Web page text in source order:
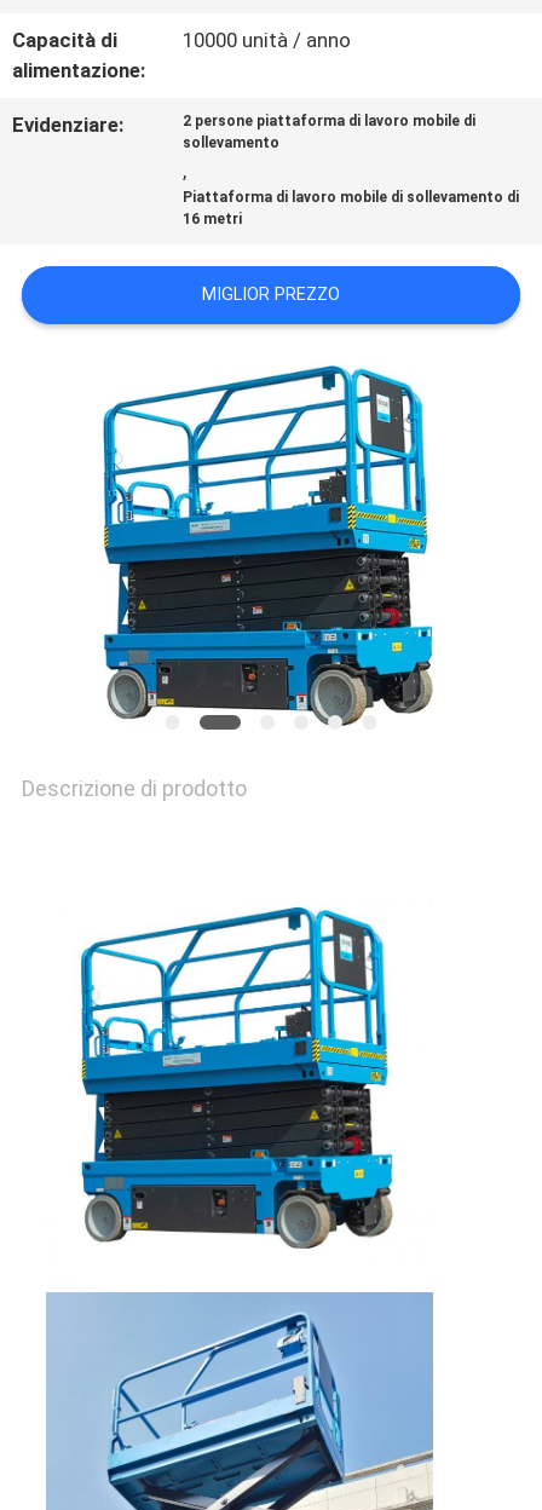
RICHIEDA
UNA
DEL
PRIVACY
POLICY
Capacità di
alimentazione:
10000 unità / anno
Evidenziare:
2 persone piattaforma di lavoro mobile di
sollevamento
,
Piattaforma di lavoro mobile di sollevamento di
16 metri
MIGLIOR PREZZO
Descrizione di prodotto